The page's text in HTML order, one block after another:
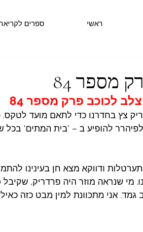
ראשי ספרים
מספר 84
לכוכב פרק מספר 84
צץ בחדרנו כדי לתאם מועד
לפיהרר להופיע ב – 'בית המתים'
ודווקא מצא חן בעינינו
מי שנראה מוזר היה פרדריק,
אני מתכוונת למין מבט כזה